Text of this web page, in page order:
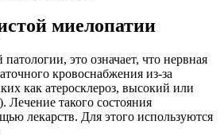
миелопатии
патологии, это означает, что нервная
кровоснабжения из-за
как атеросклероз, высокий или
Лечение такого состояния
лекарств. Для этого используются